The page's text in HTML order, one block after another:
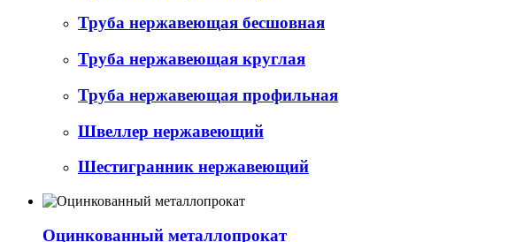
Труба нержавеющая бесшовная
Труба нержавеющая круглая
Труба нержавеющая профильная
Швеллер нержавеющий
Шестигранник нержавеющий
Оцинкованный металлопрокат